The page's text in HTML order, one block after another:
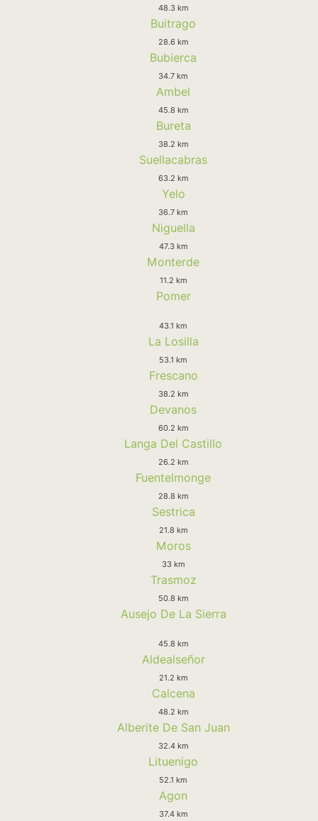
48.3 km
Buitrago
28.6 km
Bubierca
34.7 km
Ambel
45.8 km
Bureta
38.2 km
Suellacabras
63.2 km
Yelo
36.7 km
Niguella
47.3 km
Monterde
11.2 km
Pomer
43.1 km
La Losilla
53.1 km
Frescano
38.2 km
Devanos
60.2 km
Langa Del Castillo
26.2 km
Fuentelmonge
28.8 km
Sestrica
21.8 km
Moros
33 km
Trasmoz
50.8 km
Ausejo De La Sierra
45.8 km
Aldealseñor
21.2 km
Calcena
48.2 km
Alberite De San Juan
32.4 km
Lituenigo
52.1 km
Agon
37.4 km